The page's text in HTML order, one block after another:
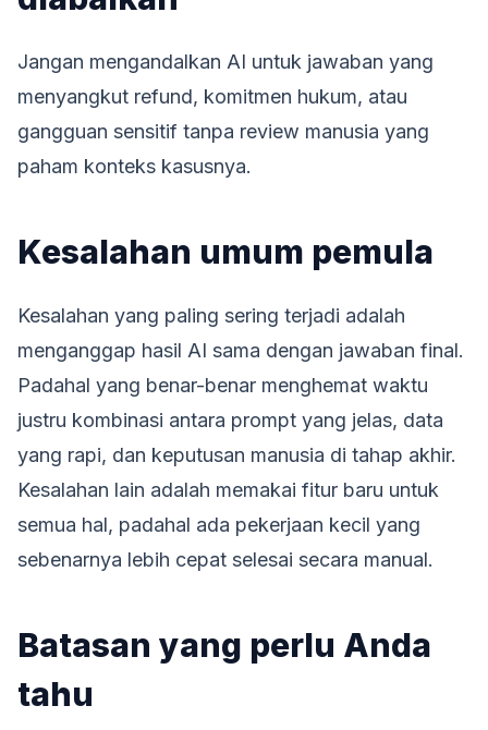
Jangan mengandalkan AI untuk jawaban yang
menyangkut refund, komitmen hukum, atau
gangguan sensitif tanpa review manusia yang
paham konteks kasusnya.
Kesalahan umum pemula
Kesalahan yang paling sering terjadi adalah
menganggap hasil AI sama dengan jawaban final.
Padahal yang benar-benar menghemat waktu
justru kombinasi antara prompt yang jelas, data
yang rapi, dan keputusan manusia di tahap akhir.
Kesalahan lain adalah memakai fitur baru untuk
semua hal, padahal ada pekerjaan kecil yang
sebenarnya lebih cepat selesai secara manual.
Batasan yang perlu Anda
tahu